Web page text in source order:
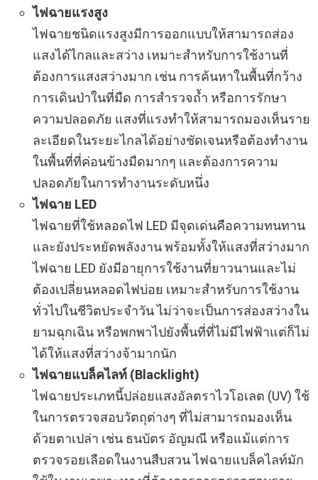
ไฟฉายแรงสูง
ไฟฉายชนิดแรงสูงมีการออกแบบให้สามารถส่อง
แสงได้ไกลและสว่าง เหมาะสำหรับการใช้งานที่
ต้องการแสงสว่างมาก เช่น การค้นหาในพื้นที่กว้าง
การเดินป่าในที่มืด การสำรวจถ้ำ หรือการรักษา
ความปลอดภัย แสงที่แรงทำให้สามารถมองเห็นราย
ละเอียดในระยะไกลได้อย่างชัดเจนหรือต้องทำงาน
ในพื้นที่ที่ค่อนข้างมืดมากๆ และต้องการความ
ปลอดภัยในการทำงานระดับหนึ่ง
ไฟฉาย LED
ไฟฉายที่ใช้หลอดไฟ LED มีจุดเด่นคือความทนทาน
และยังประหยัดพลังงาน พร้อมทั้งให้แสงที่สว่างมาก
ไฟฉาย LED ยังมีอายุการใช้งานที่ยาวนานและไม่
ต้องเปลี่ยนหลอดไฟบ่อย เหมาะสำหรับการใช้งาน
ทั่วไปในชีวิตประจำวัน ไม่ว่าจะเป็นการส่องสว่างใน
ยามฉุกเฉิน หรือพกพาไปยังพื้นที่ที่ไม่มีไฟฟ้าแต่ก็ไม่
ได้ให้แสงที่สว่างจ้ามากนัก
ไฟฉายแบล็คไลท์ (Blacklight)
ไฟฉายประเภทนี้ปล่อยแสงอัลตราไวโอเลต (UV) ใช้
ในการตรวจสอบวัตถุต่างๆ ที่ไม่สามารถมองเห็น
ด้วยตาเปล่า เช่น ธนบัตร อัญมณี หรือแม้แต่การ
ตรวจรอยเลือดในงานสืบสวน ไฟฉายแบล็คไลท์มัก